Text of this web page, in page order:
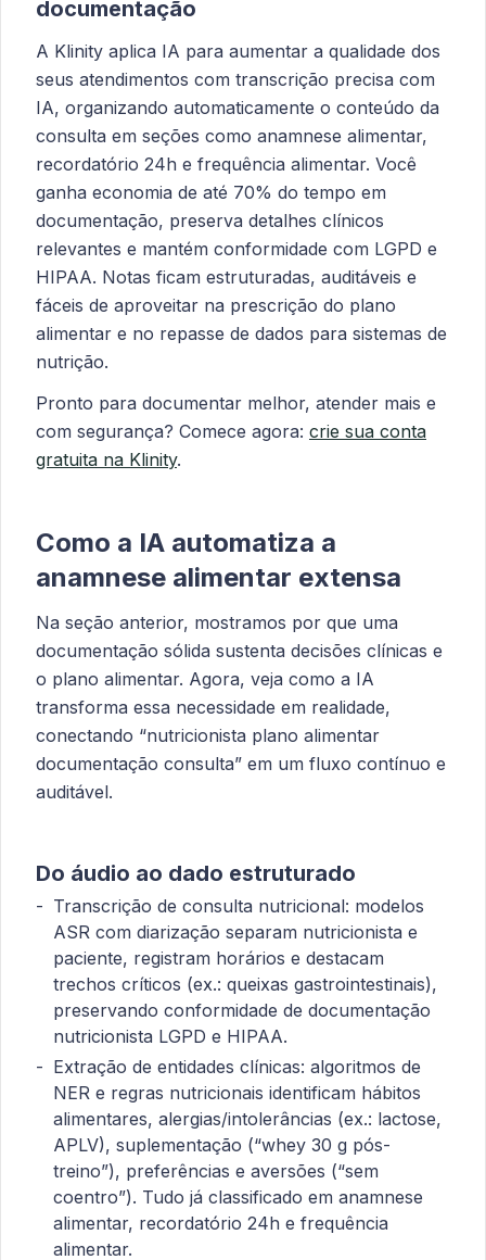
documentação
A Klinity aplica IA para aumentar a qualidade dos
seus atendimentos com transcrição precisa com
IA, organizando automaticamente o conteúdo da
consulta em seções como anamnese alimentar,
recordatório 24h e frequência alimentar. Você
ganha economia de até 70% do tempo em
documentação, preserva detalhes clínicos
relevantes e mantém conformidade com LGPD e
HIPAA. Notas ficam estruturadas, auditáveis e
fáceis de aproveitar na prescrição do plano
alimentar e no repasse de dados para sistemas de
nutrição.
Pronto para documentar melhor, atender mais e
com segurança? Comece agora: crie sua conta
gratuita na Klinity.
Como a IA automatiza a
anamnese alimentar extensa
Na seção anterior, mostramos por que uma
documentação sólida sustenta decisões clínicas e
o plano alimentar. Agora, veja como a IA
transforma essa necessidade em realidade,
conectando “nutricionista plano alimentar
documentação consulta” em um fluxo contínuo e
auditável.
Do áudio ao dado estruturado
Transcrição de consulta nutricional: modelos
ASR com diarização separam nutricionista e
paciente, registram horários e destacam
trechos críticos (ex.: queixas gastrointestinais),
preservando conformidade de documentação
nutricionista LGPD e HIPAA.
Extração de entidades clínicas: algoritmos de
NER e regras nutricionais identificam hábitos
alimentares, alergias/intolerâncias (ex.: lactose,
APLV), suplementação (“whey 30 g pós-
treino”), preferências e aversões (“sem
coentro”). Tudo já classificado em anamnese
alimentar, recordatório 24h e frequência
alimentar.